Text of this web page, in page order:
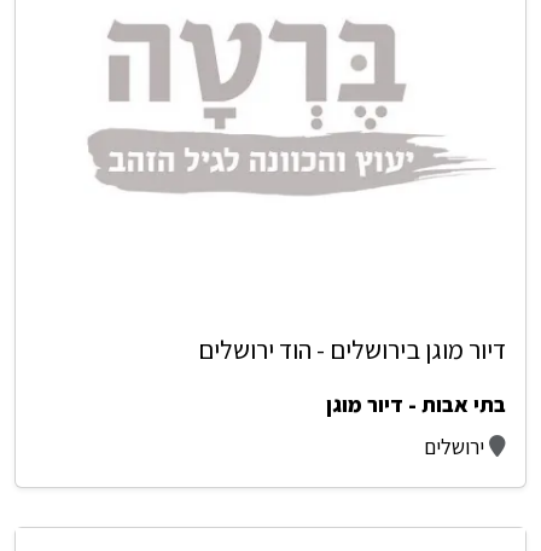
דיור מוגן בירושלים - הוד ירושלים
בתי אבות - דיור מוגן
ירושלים